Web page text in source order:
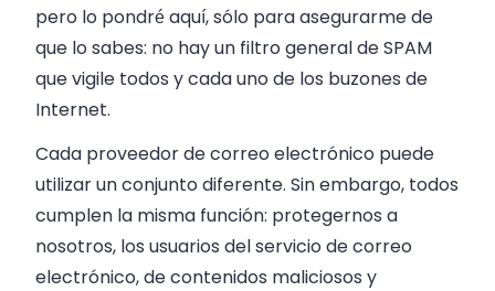
pero lo pondré aquí, sólo para asegurarme de
que lo sabes: no hay un filtro general de SPAM
que vigile todos y cada uno de los buzones de
Internet.
Cada proveedor de correo electrónico puede
utilizar un conjunto diferente. Sin embargo, todos
cumplen la misma función: protegernos a
nosotros, los usuarios del servicio de correo
electrónico, de contenidos maliciosos y